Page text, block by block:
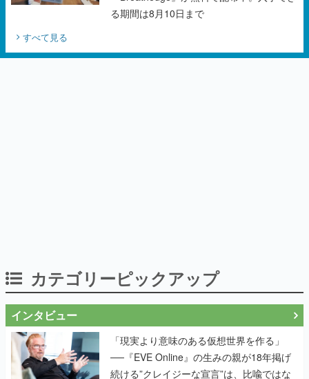
「現実より意味のある仮想世界を作る」
──『EVE Online』の生みの親が18年掲げ
く本気だった
作り込みのすさまじさにコラボ先も驚嘆